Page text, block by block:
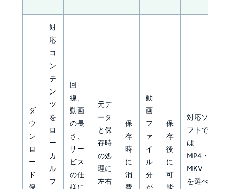
ダ
ウ
ン
ロ
ー
ド
対
応
コ
ン
テ
ン
ツ
を
ロ
ー
カ
ル
フ
回
線、
動画
の長
さ、
サー
ビス
の仕
元デ
ータ
と保
存時
の処
理に
左右
保
存
時
に
消
動
画
フ
ァ
イ
ル
分
保
存
後
に
可
対応ソ
フトで
は
MP4・
MKV
を選べ